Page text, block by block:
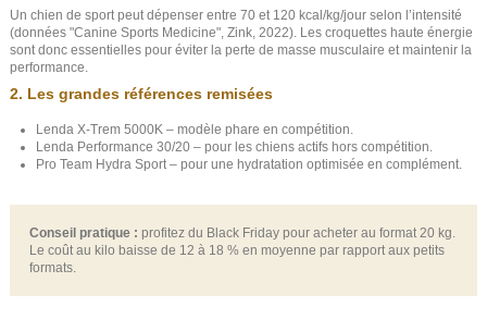
Un chien de sport peut dépenser entre 70 et 120 kcal/kg/jour selon l’intensité
(données "Canine Sports Medicine", Zink, 2022). Les croquettes haute énergie
sont donc essentielles pour éviter la perte de masse musculaire et maintenir la
performance.
2. Les grandes références remisées
Lenda X-Trem 5000K – modèle phare en compétition.
Lenda Performance 30/20 – pour les chiens actifs hors compétition.
Pro Team Hydra Sport – pour une hydratation optimisée en complément.
Conseil pratique : profitez du Black Friday pour acheter au format 20 kg.
Le coût au kilo baisse de 12 à 18 % en moyenne par rapport aux petits
formats.